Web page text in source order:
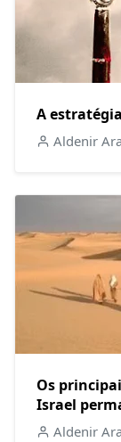
A
Aldenir
Os
Israel
Aldenir